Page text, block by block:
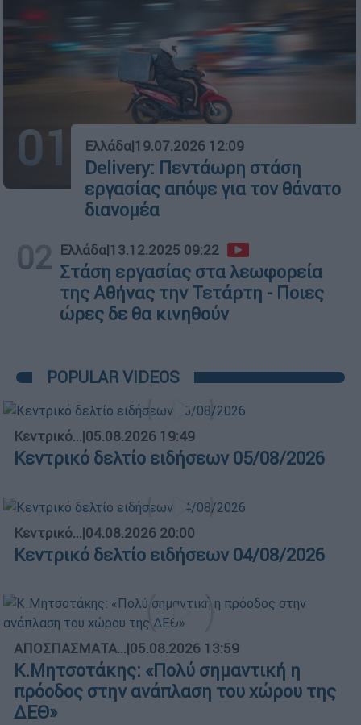
01 Ελλάδα|19.07.2026 12:09
Delivery: Πεντάωρη στάση
εργασίας απόψε για τον θάνατο
διανομέα
02 Ελλάδα|13.12.2025 09:22
Στάση εργασίας στα λεωφορεία
της Αθήνας την Τετάρτη - Ποιες
ώρες δε θα κινηθούν
POPULAR VIDEOS
Κεντρικό...|05.08.2026 19:49
Κεντρικό δελτίο ειδήσεων 05/08/2026
Κεντρικό...|04.08.2026 20:00
Κεντρικό δελτίο ειδήσεων 04/08/2026
ΑΠΟΣΠΑΣΜΑΤΑ...|05.08.2026 13:59
Κ.Μητσοτάκης: «Πολύ σημαντική η
πρόοδος στην ανάπλαση του χώρου της
ΔΕΘ»